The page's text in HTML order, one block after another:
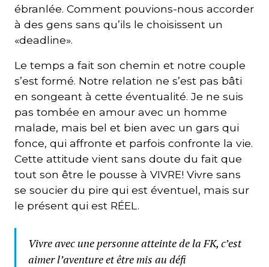
ébranlée. Comment pouvions-nous accorder
à des gens sans qu’ils le choisissent un
«deadline».
Le temps a fait son chemin et notre couple
s’est formé. Notre relation ne s’est pas bâti
en songeant à cette éventualité. Je ne suis
pas tombée en amour avec un homme
malade, mais bel et bien avec un gars qui
fonce, qui affronte et parfois confronte la vie.
Cette attitude vient sans doute du fait que
tout son être le pousse à VIVRE! Vivre sans
se soucier du pire qui est éventuel, mais sur
le présent qui est RÉEL.
Vivre avec une personne atteinte de la FK, c’est
aimer l’aventure et être mis au défi
M'inscrire